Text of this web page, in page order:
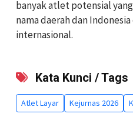
banyak atlet potensial
nama daerah dan
internasional.
Kata Kunci / Tags
Atlet Layar Kejurnas 2026